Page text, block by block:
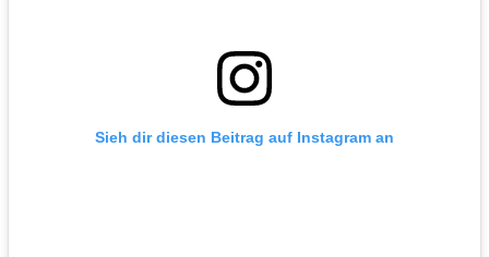
Sieh dir diesen Beitrag auf Instagram an